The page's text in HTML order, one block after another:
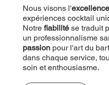
Nous visons l'excellence
expériences cocktail
Notre fiabilité se traduit
un professionnalisme
passionpour l'art du
dans chaque service,
soin et enthousiasme.